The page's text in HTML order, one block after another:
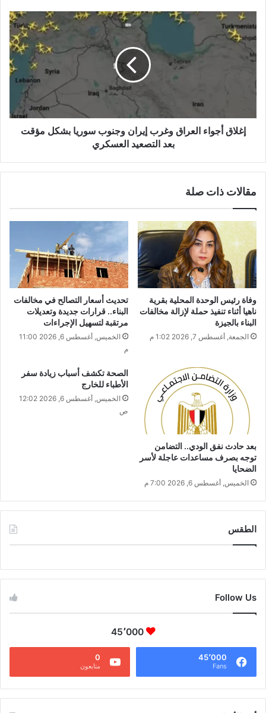
إغلاق أجواء العراق وغرب إيران وجنوب سوريا بشكل مؤقت
بعد التصعيد العسكري
مقالات ذات صلة
وفاة رئيس الوحدة المحلية بقرية
ناهيا أثناء تنفيذ حملة لإزالة مخالفات
البناء بالجيزة
الجمعة, أغسطس 7, 2026 1:02 م
تحديث أسعار التصالح في مخالفات
البناء.. قرارات جديدة وتعديلات
مرتقبة لتسهيل الإجراءات
الخميس, أغسطس 6, 2026 11:00
م
بعد حادث نفق الودي.. التضامن
توجه بصرف مساعدات عاجلة لأسر
الضحايا
الخميس, أغسطس 6, 2026 7:00 م
الصحة تكشف أسباب زيادة سفر
الأطباء للخارج
الخميس, أغسطس 6, 2026 12:02
ص
الطقس
Follow Us
45٬000
45٬000
Fans
0
متابعون